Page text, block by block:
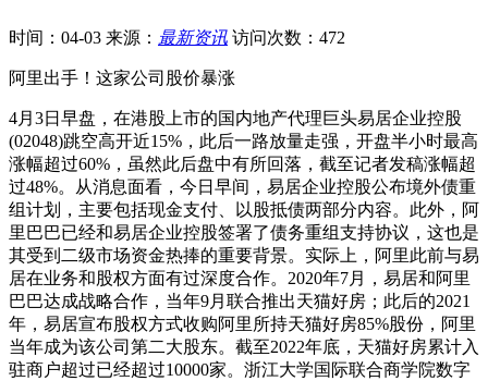
时间：04-03 来源： 最新资讯 访问次数：472
阿里出手！这家公司股价暴涨
4月3日早盘，在港股上市的国内地产代理巨头易居企业控股
(02048)跳空高开近15%，此后一路放量走强，开盘半小时最高
涨幅超过60%，虽然此后盘中有所回落，截至记者发稿涨幅超
过48%。从消息面看，今日早间，易居企业控股公布境外债重
组计划，主要包括现金支付、以股抵债两部分内容。此外，阿
里巴巴已经和易居企业控股签署了债务重组支持协议，这也是
其受到二级市场资金热捧的重要背景。实际上，阿里此前与易
居在业务和股权方面有过深度合作。2020年7月，易居和阿里
巴巴达成战略合作，当年9月联合推出天猫好房；此后的2021
年，易居宣布股权方式收购阿里所持天猫好房85%股份，阿里
当年成为该公司第二大股东。截至2022年底，天猫好房累计入
驻商户超过已经超过10000家。浙江大学国际联合商学院数字